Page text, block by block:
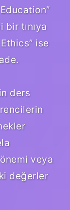
tınıya
ise
ders
önemi veya
değerler